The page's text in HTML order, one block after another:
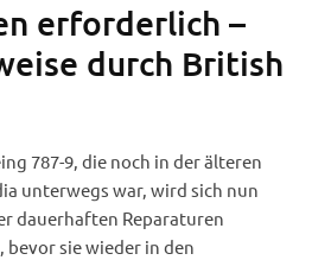
erforderlich –
durch British
787-9, die noch in der älteren
unterwegs war, wird sich nun
dauerhaften Reparaturen
bevor sie wieder in den